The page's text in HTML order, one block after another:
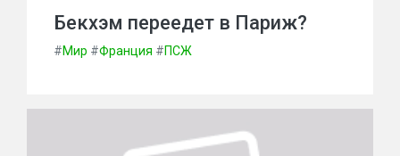
Бекхэм переедет в Париж?
#Мир #Франция #ПСЖ